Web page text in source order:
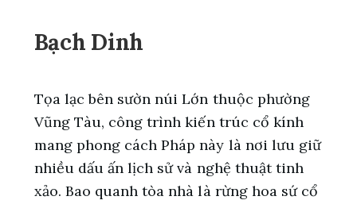
Bạch Dinh
Tọa lạc bên sườn núi Lớn thuộc phường
Vũng Tàu, công trình kiến trúc cổ kính
mang phong cách Pháp này là nơi lưu giữ
nhiều dấu ấn lịch sử và nghệ thuật tinh
xảo. Bao quanh tòa nhà là rừng hoa sứ cổ